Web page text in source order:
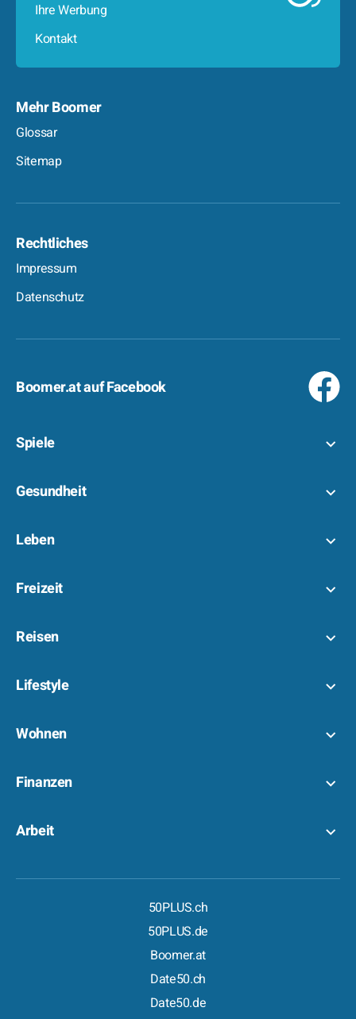
Ihre Werbung
Kontakt
Mehr Boomer
Glossar
Sitemap
Rechtliches
Impressum
Datenschutz
Boomer.at auf Facebook
Spiele
Gesundheit
Leben
Freizeit
Reisen
Lifestyle
Wohnen
Finanzen
Arbeit
50PLUS.ch
50PLUS.de
Boomer.at
Date50.ch
Date50.de